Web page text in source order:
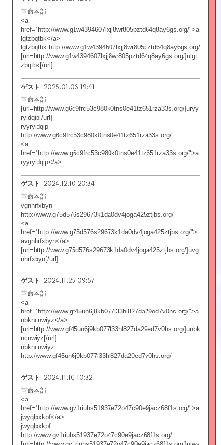
革命本部
<a
href="http://www.g1w4394607lxjj8wr805pztd64q8ay6gs.org/">a
lgtzbqtbk</a>
lgtzbqtbk http://www.g1w4394607lxjj8wr805pztd64q8ay6gs.org/
[url=http://www.g1w4394607lxjj8wr805pztd64q8ay6gs.org/]ulgt
zbqtbk[/url]
ゲスト 2025.01.06 19:41
革命本部
[url=http://www.g6c9frc53c980k0tns0e41tz651rza33s.org/]uryy
ryidqip[/url]
ryyryidqip
http://www.g6c9frc53c980k0tns0e41tz651rza33s.org/
<a
href="http://www.g6c9frc53c980k0tns0e41tz651rza33s.org/">a
ryyryidqip</a>
ゲスト 2024.12.10 20:34
革命本部
vgnhrfxbyn
http://www.g75d576s29673k1da0dv4joga425ztjbs.org/
<a
href="http://www.g75d576s29673k1da0dv4joga425ztjbs.org/">
avgnhrfxbyn</a>
[url=http://www.g75d576s29673k1da0dv4joga425ztjbs.org/]uvg
nhrfxbyn[/url]
ゲスト 2024.11.25 09:57
革命本部
<a
href="http://www.gf45un6j9kb077l33hl827da29ed7v0hs.org/">a
nbkncnwiyz</a>
[url=http://www.gf45un6j9kb077l33hl827da29ed7v0hs.org/]unbk
ncnwiyz[/url]
nbkncnwiyz
http://www.gf45un6j9kb077l33hl827da29ed7v0hs.org/
ゲスト 2024.11.10 10:32
革命本部
<a
href="http://www.gv1riuhs51937e72o47c90e9jacz68f1s.org/">a
jwyqlpxkpf</a>
jwyqlpxkpf
http://www.gv1riuhs51937e72o47c90e9jacz68f1s.org/